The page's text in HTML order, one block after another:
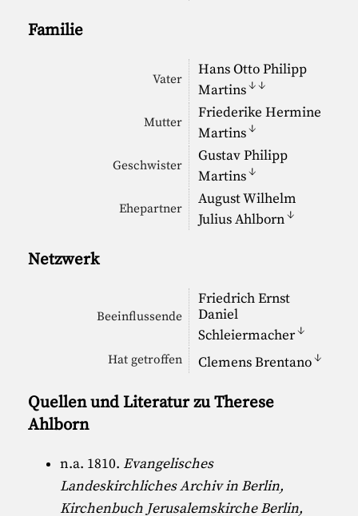
Familie
Vater
Hans Otto Philipp
Martins↓↓
Mutter
Friederike Hermine
Martins↓
Geschwister
Gustav Philipp
Martins↓
Ehepartner
August Wilhelm
Julius Ahlborn↓
Netzwerk
Beeinflussende
Friedrich Ernst
Daniel
Schleiermacher↓
Hat getroffen Clemens Brentano↓
Quellen und Literatur zu Therese
Ahlborn
n.a. 1810. Evangelisches
Landeskirchliches Archiv in Berlin,
Kirchenbuch Jerusalemskirche Berlin,